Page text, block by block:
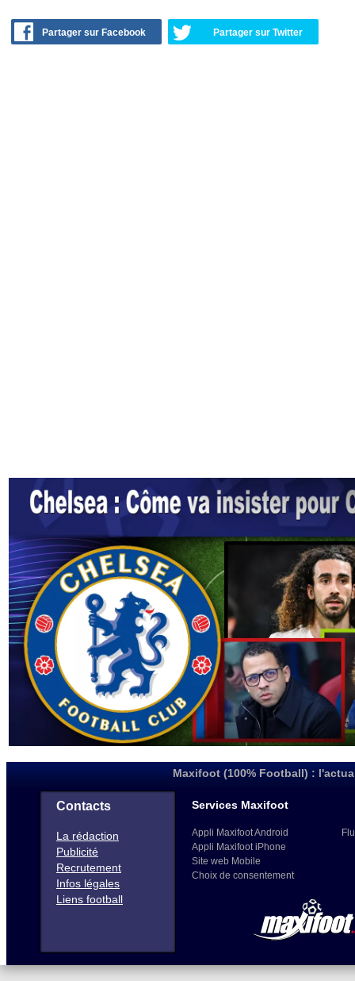
Partager sur Facebook Partager sur Twitter
Maxifoot (100% Football) :
Contacts
La rédaction
Publicité
Recrutement
Infos légales
Liens football
Services Maxifoot
Appli Maxifoot Android
Appli Maxifoot iPhone
Site web Mobile
Choix de consentement